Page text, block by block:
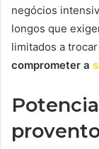
negócios
longos que
limitados a
comprometer a